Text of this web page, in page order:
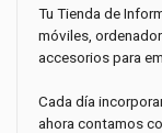
Tu Tienda de
móviles,
accesorios para
Cada día
ahora contamos